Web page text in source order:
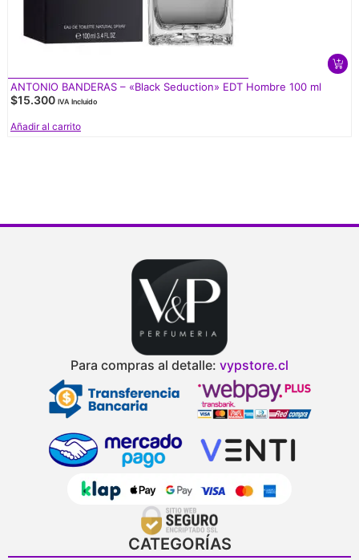
ANTONIO BANDERAS – «Black Seduction» EDT Hombre 100 ml
$15.300 IVA Incluido
Añadir al carrito
Para compras al detalle: vypstore.cl
CATEGORÍAS